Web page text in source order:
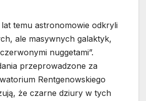
lat temu astronomowie odkryli
ale masywnych galaktyk,
nuggetami”.
przeprowadzone za
Rentgenowskiego
że czarne dziury w tych